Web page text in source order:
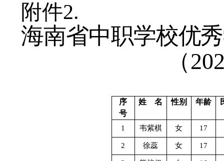
附件2.
海南省中职学校优
（
序
号
姓 名 性别 年龄
1 韦紫棋 女 17
2 徐蕊 女 17